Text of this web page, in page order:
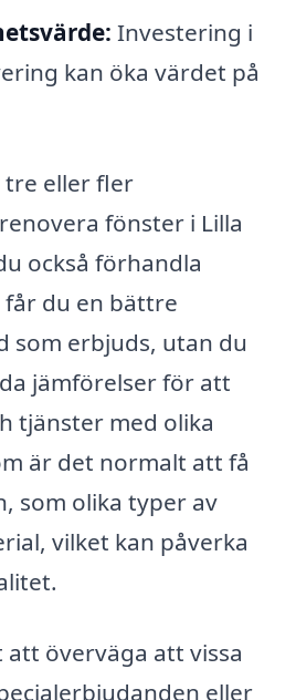
Investering i
kan öka värdet på
eller fler
fönster i Lilla
också förhandla
du en bättre
som erbjuds, utan du
jämförelser för att
tjänster med olika
är det normalt att få
som olika typer av
vilket kan påverka
att överväga att vissa
eller